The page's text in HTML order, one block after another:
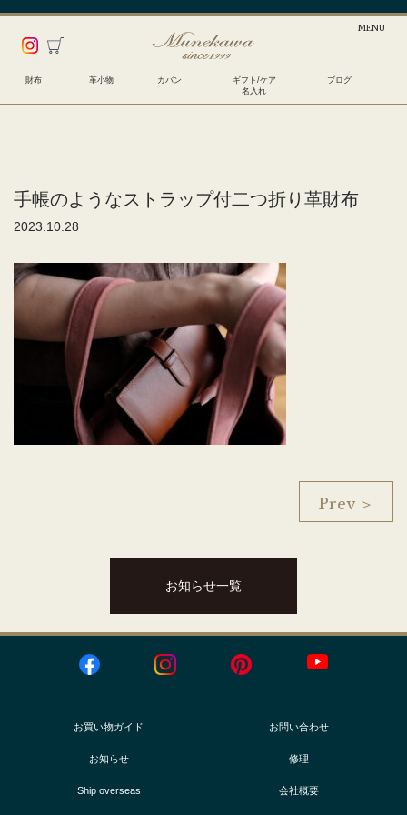
財布 革小物 カバン
ギフト/ケア
名入れ
ブログ
手帳のようなストラップ付二つ折り革財布
2023.10.28
Prev ＞
お知らせ一覧
お買い物ガイド お問い合わせ
お知らせ 修理
Ship overseas 会社概要